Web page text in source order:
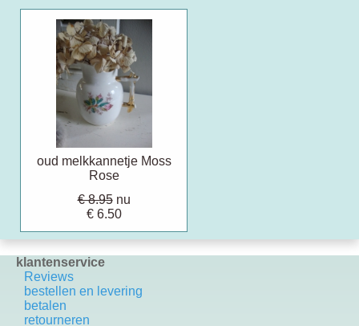
oud melkkannetje Moss
Rose
€ 8.95nu
€ 6.50
klantenservice
Reviews
bestellen en levering
betalen
retourneren